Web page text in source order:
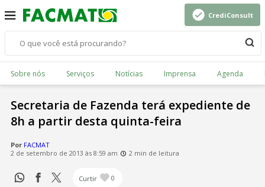
CrediConsult
Sobre nós Serviços Notícias Imprensa Agenda
Secretaria de Fazenda terá expediente de
8h a partir desta quinta-feira
Por FACMAT
2 de setembro de 2013 às 8:59 am
2 min de leitura
Curtir 0